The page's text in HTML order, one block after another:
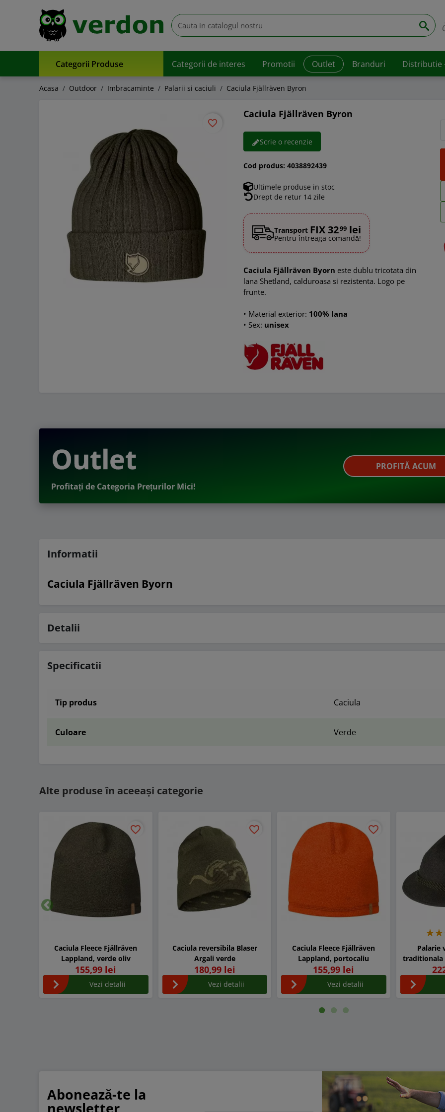
Categorii Produse Categorii de interes Promotii Outlet Branduri Distributie
Acasa Outdoor Imbracaminte Palarii si caciuli Caciula Fjällräven Byron
favorite_border
Caciula Fjällräven Byron
Scrie o recenzie
Cod produs: 4038892439
Ultimele produse in stoc
Drept de retur 14 zile
Transport FIX 3299lei
Pentru întreaga comandă!
Caciula Fjällräven Byorn este dublu tricotata din
lana Shetland, calduroasa si rezistenta. Logo pe
frunte.
• Material exterior: 100% lana
• Sex: unisex
Outlet
Profitați de Categoria Prețurilor Mici!
PROFITĂ ACUM
Informatii
Caciula Fjällräven Byorn
Detalii
Specificatii
Tip produs Caciula
Culoare Verde
Alte produse în aceeași categorie
favorite_border
Caciula Fleece Fjällräven
Lappland, verde oliv
155,99 lei
Vezi detalii
favorite_border
Caciula reversibila Blaser
Argali verde
180,99 lei
Vezi detalii
favorite_border
Caciula Fleece Fjällräven
Lappland, portocaliu
155,99 lei
Vezi detalii
Palarie
traditionala
Inapoi
Abonează-te la
newsletter